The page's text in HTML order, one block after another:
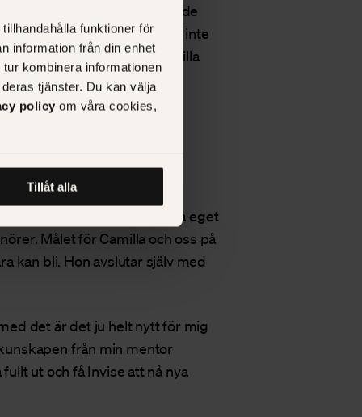
funktioner för
information från din enhet
kombinera informationen
tjänster. Du kan välja
policy om våra cookies,
Tillåt alla
och fortsätter utmana både
och utmanade prins Daniel, inte
trodde på den, sägerCamilla
Fellowship
att fler unga ska våga starta eget
Målet för Camilla och oss på
kan bli. Hon avslutar själv med
det är det ju helt nytt för mig
från min mentor
ut och få Invise att nå nya